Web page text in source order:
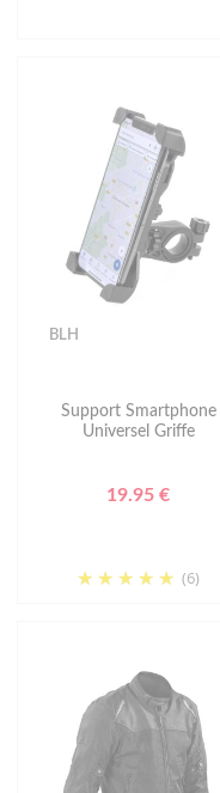
BLH
Support Smartphone
Universel Griffe
19.95 €
(6)